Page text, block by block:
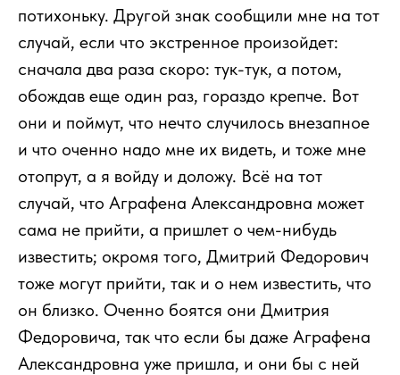
потихоньку. Другой знак сообщили мне на тот
случай, если что экстренное произойдет:
сначала два раза скоро: тук-тук, а потом,
обождав еще один раз, гораздо крепче. Вот
они и поймут, что нечто случилось внезапное
и что оченно надо мне их видеть, и тоже мне
отопрут, а я войду и доложу. Всё на тот
случай, что Аграфена Александровна может
сама не прийти, а пришлет о чем-нибудь
известить; окромя того, Дмитрий Федорович
тоже могут прийти, так и о нем известить, что
он близко. Оченно боятся они Дмитрия
Федоровича, так что если бы даже Аграфена
Александровна уже пришла, и они бы с ней